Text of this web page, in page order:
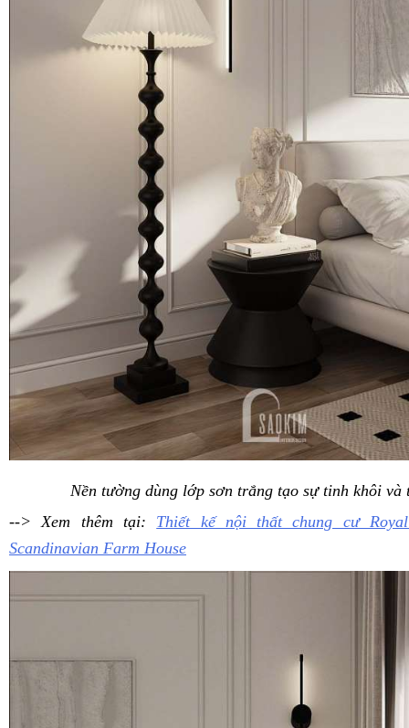
Nền tường dùng lớp sơn trắng tạo sự tinh khôi và
--> Xem thêm tại: Thiết kế nội thất chung cư
Scandinavian Farm House